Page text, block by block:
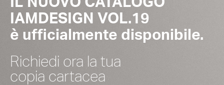
IAMDESIGN VOL.19
è ufficialmente disponibile.
Richiedi ora la tua
copia cartacea